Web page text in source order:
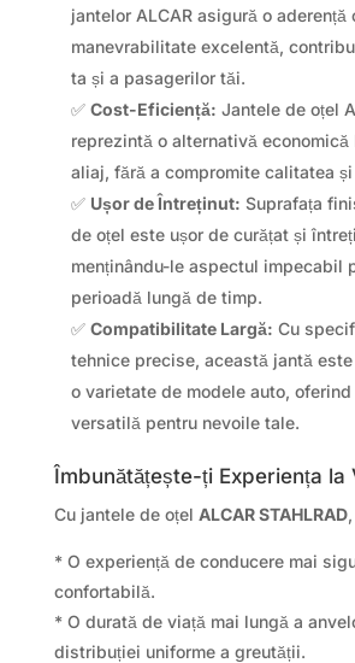
jantelor ALCAR asigură o aderență
manevrabilitate excelentă,
ta și a pasagerilor tăi.
✅ Cost-Eficiență: Jantele de oțel
reprezintă o alternativă
aliaj, fără a compromite calitatea
✅ Ușor de Întreținut: Suprafața
de oțel este ușor de curățat și
menținându-le aspectul impecabil
perioadă lungă de timp.
✅ Compatibilitate Largă: Cu
tehnice precise, această jantă
o varietate de modele auto,
versatilă pentru nevoile tale.
Îmbunătățește-ți Experiența la
Cu jantele de oțel ALCAR STAHLRAD
* O experiență de conducere mai
confortabilă.
* O durată de viață mai lungă a
distribuției uniforme a greutății.